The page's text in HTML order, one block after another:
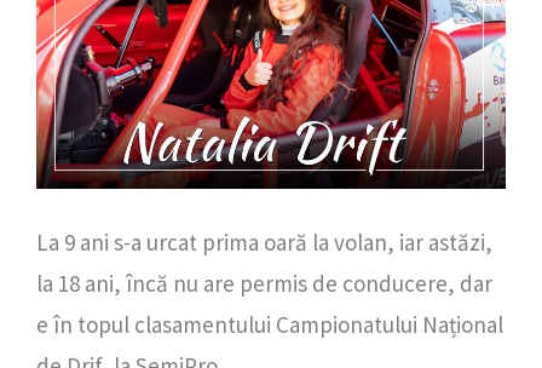
La 9 ani s-a urcat prima oară la volan, iar astăzi,
la 18 ani, încă nu are permis de conducere, dar
e în topul clasamentului Campionatului Național